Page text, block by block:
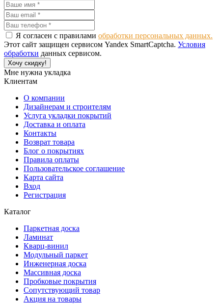
Я согласен с правилами обработки персональных данных.
Этот сайт защищен сервисом Yandex SmartCaptcha. Условия
обработки данных сервисом.
Хочу скидку!
Мне нужна укладка
Клиентам
О компании
Дизайнерам и строителям
Услуга укладки покрытий
Доставка и оплата
Контакты
Возврат товара
Блог о покрытиях
Правила оплаты
Пользовательское соглашение
Карта сайта
Вход
Регистрация
Каталог
Паркетная доска
Ламинат
Кварц-винил
Модульный паркет
Инженерная доска
Массивная доска
Пробковые покрытия
Сопутствующий товар
Акция на товары